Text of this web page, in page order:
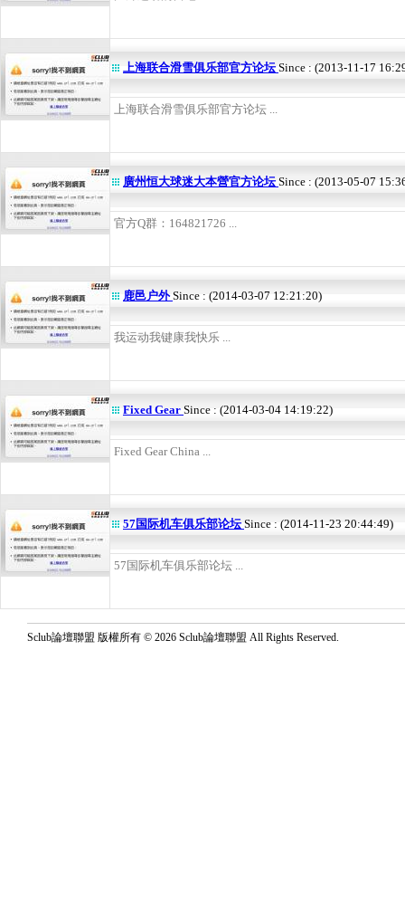
上海联合滑雪俱乐部官方论坛Since : (2013-11-17
上海联合滑雪俱乐部官方论坛 ...
廣州恒大球迷大本營官方论坛Since : (2013-05-07
官方Q群：164821726 ...
鹿邑户外Since : (2014-03-07 12:21:20)
我运动我键康我快乐 ...
Fixed Gear Since : (2014-03-04 14:19:22)
Fixed Gear China ...
57国际机车俱乐部论坛Since : (2014-11-23 20:44:49)
57国际机车俱乐部论坛 ...
Sclub論壇聯盟 版權所有 © 2026 Sclub論壇聯盟 All Rights Reserved.